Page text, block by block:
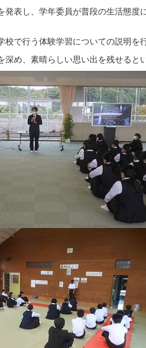
表し、学年委員が普段の生活態度
で行う体験学習についての説明を行
め、素晴らしい思い出を残せるとい